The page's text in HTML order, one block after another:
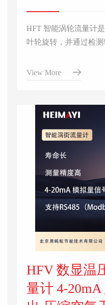
HFT 智能涡轮流量计
叶轮旋转，并通过检
量打造。仪表内置一体
修正介质温度、压力变
快，支持现场显示与
室的精密计量，工业
View More
HFV 数显温
量计 4-20mA